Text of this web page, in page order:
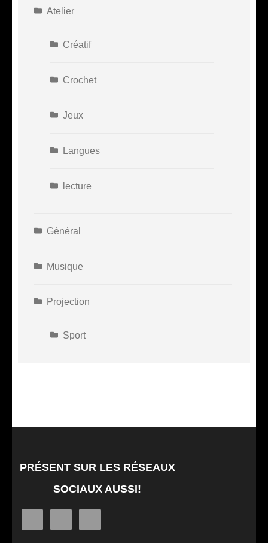
Atelier
Créatif
Crochet
Jeux
Langues
lecture
Général
Musique
Projection
Sport
PRÉSENT SUR LES RÉSEAUX
SOCIAUX AUSSI!